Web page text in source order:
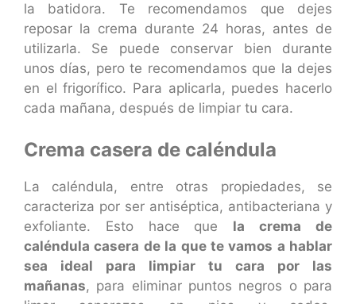
la batidora. Te recomendamos que dejes
reposar la crema durante 24 horas, antes de
utilizarla. Se puede conservar bien durante
unos días, pero te recomendamos que la dejes
en el frigorífico. Para aplicarla, puedes hacerlo
cada mañana, después de limpiar tu cara.
Crema casera de caléndula
La caléndula, entre otras propiedades, se
caracteriza por ser antiséptica, antibacteriana y
exfoliante. Esto hace que la crema de
caléndula casera de la que te vamos a hablar
sea ideal para limpiar tu cara por las
mañanas, para eliminar puntos negros o para